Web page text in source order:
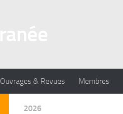
Ouvrages & Revues Membres
2026